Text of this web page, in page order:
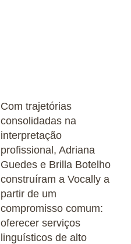
Com trajetórias
consolidadas na
interpretação
profissional, Adriana
Guedes e Brilla Botelho
construíram a Vocally a
partir de um
compromisso comum:
oferecer serviços
linguísticos de alto